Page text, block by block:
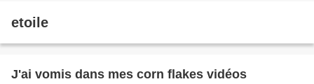
etoile
J'ai vomis dans mes corn flakes vidéos